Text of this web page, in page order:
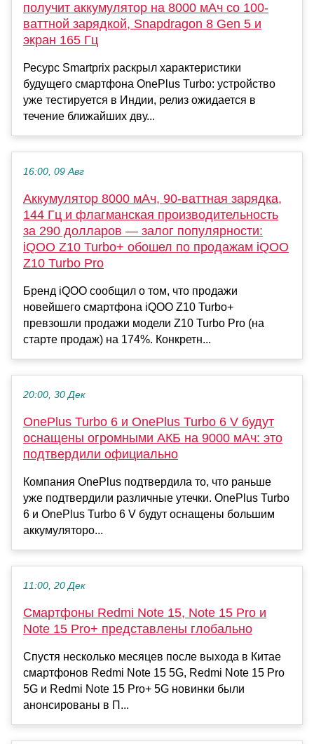
получит аккумулятор на 8000 мАч cо 100-
ваттной зарядкой, Snapdragon 8 Gen 5 и
экран 165 Гц
Ресурс Smartprix раскрыл характеристики
будущего смартфона OnePlus Turbo: устройство
уже тестируется в Индии, релиз ожидается в
течение ближайших дву...
16:00, 09 Авг
Аккумулятор 8000 мАч, 90-ваттная зарядка,
144 Гц и флагманская производительность
за 290 долларов — залог популярности:
iQOO Z10 Turbo+ обошел по продажам iQOO
Z10 Turbo Pro
Бренд iQOO сообщил о том, что продажи
новейшего смартфона iQOO Z10 Turbo+
превзошли продажи модели Z10 Turbo Pro (на
старте продаж) на 174%. Конкретн...
20:00, 30 Дек
OnePlus Turbo 6 и OnePlus Turbo 6 V будут
оснащены огромными АКБ на 9000 мАч: это
подтвердили официально
Компания OnePlus подтвердила то, что раньше
уже подтвердили различные утечки. OnePlus Turbo
6 и OnePlus Turbo 6 V будут оснащены большим
аккумуляторо...
11:00, 20 Дек
Смартфоны Redmi Note 15, Note 15 Pro и
Note 15 Pro+ представлены глобально
Спустя несколько месяцев после выхода в Китае
смартфонов Redmi Note 15 5G, Redmi Note 15 Pro
5G и Redmi Note 15 Pro+ 5G новинки были
анонсированы в П...